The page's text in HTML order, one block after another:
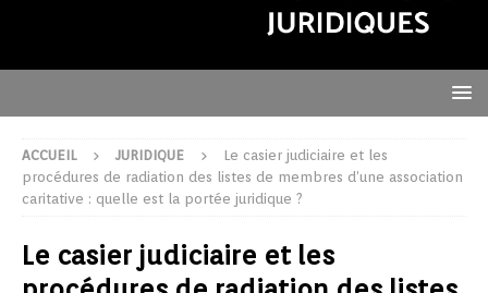
ACCUEIL JURIDIQUE
Le casier judiciaire et les
procédures de radiation des listes de membres d’une association
caritative : quelle est la portée juridique ?
Le casier judiciaire et les